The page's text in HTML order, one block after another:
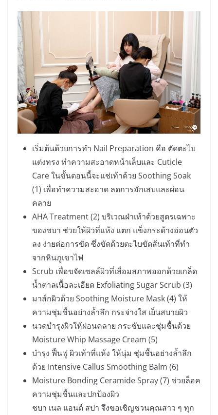
เริ่มต้นด้วยการทำ Nail Preparation คือ ตัดตะไบ
แต่งทรง ทำความสะอาดหน้าเล็บและ Cuticle
Care ในขั้นตอนนี้จะแช่เท้าด้วย Soothing Soak
(1) เพื่อทำความสะอาด ลดการอักเสบและผ่อน
คลาย
AHA Treatment (2) บริเวณฝ่าเท้าด้วยสูตรเฉพาะ
ของชบา ช่วยให้ผิวที่แห้ง แตก แข็งกระด้างอ่อนตัว
ลง ง่ายต่อการขัด ซึ่งขัดด้วยตะไบขัดส้นเท้าที่ทำ
จากหินภูเขาไฟ
Scrub เพื่อขจัดเซลล์ผิวที่เสื่อมสภาพออกด้วยเกล็ด
น้ำตาลเนื้อละเอียด Exfoliating Sugar Scrub (3)
มาส์กผิวด้วย Soothing Moisture Mask (4) ให้
ความชุ่มชื้นอย่างล้ำลึก กระจ่างใส เย็นสบายผิว
นวดบำรุงผิวให้ผ่อนคลาย กระชับและชุ่มชื้นด้วย
Moisture Whip Massage Cream (5)
บำรุง ฟื้นฟู ผิวเท้าที่แห้ง ให้นุ่ม ชุ่มชื้นอย่างล้ำลึก
ด้วย Intensive Callus Smoothing Balm (6)
Moisture Bonding Ceramide Spray (7) ช่วยล็อค
ความชุ่มชื้นและปกป้องผิว
ชบา เนล แอนด์ สปา จึงขอเชิญชวนคุณสาว ๆ ทุก